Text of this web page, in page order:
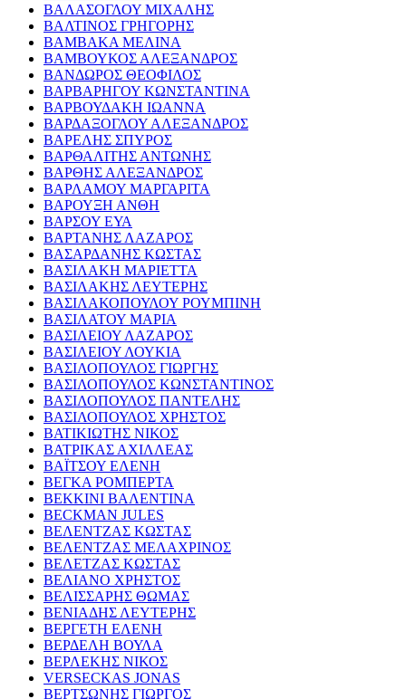
ΒΑΛΑΣΟΓΛΟΥ ΜΙΧΑΛΗΣ
ΒΑΛΤΙΝΟΣ ΓΡΗΓΟΡΗΣ
ΒΑΜΒΑΚΑ ΜΕΛΙΝΑ
ΒΑΜΒΟΥΚΟΣ ΑΛΕΞΑΝΔΡΟΣ
ΒΑΝΔΩΡΟΣ ΘΕΟΦΙΛΟΣ
ΒΑΡΒΑΡΗΓΟΥ ΚΩΝΣΤΑΝΤΙΝΑ
ΒΑΡΒΟΥΔΑΚΗ ΙΩΑΝΝΑ
ΒΑΡΔΑΞΟΓΛΟΥ ΑΛΕΞΑΝΔΡΟΣ
ΒΑΡΕΛΗΣ ΣΠΥΡΟΣ
ΒΑΡΘΑΛΙΤΗΣ ΑΝΤΩΝΗΣ
ΒΑΡΘΗΣ ΑΛΕΞΑΝΔΡΟΣ
ΒΑΡΛΑΜΟΥ ΜΑΡΓΑΡΙΤΑ
ΒΑΡΟΥΞΗ ΑΝΘΗ
ΒΑΡΣΟΥ ΕΥΑ
ΒΑΡΤΑΝΗΣ ΛΑΖΑΡΟΣ
ΒΑΣΑΡΔΑΝΗΣ ΚΩΣΤΑΣ
ΒΑΣΙΛΑΚΗ ΜΑΡΙΕΤΤΑ
ΒΑΣΙΛΑΚΗΣ ΛΕΥΤΕΡΗΣ
ΒΑΣΙΛΑΚΟΠΟΥΛΟΥ ΡΟΥΜΠΙΝΗ
ΒΑΣΙΛΑΤΟΥ ΜΑΡΙΑ
ΒΑΣΙΛΕΙΟΥ ΛΑΖΑΡΟΣ
ΒΑΣΙΛΕΙΟΥ ΛΟΥΚΙΑ
ΒΑΣΙΛΟΠΟΥΛΟΣ ΓΙΩΡΓΗΣ
ΒΑΣΙΛΟΠΟΥΛΟΣ ΚΩΝΣΤΑΝΤΙΝΟΣ
ΒΑΣΙΛΟΠΟΥΛΟΣ ΠΑΝΤΕΛΗΣ
ΒΑΣΙΛΟΠΟΥΛΟΣ ΧΡΗΣΤΟΣ
ΒΑΤΙΚΙΩΤΗΣ ΝΙΚΟΣ
ΒΑΤΡΙΚΑΣ ΑΧΙΛΛΕΑΣ
ΒΑΪΤΣΟΥ ΕΛΕΝΗ
ΒΕΓΚΑ ΡΟΜΠΕΡΤΑ
ΒΕΚΚΙΝΙ ΒΑΛΕΝΤΙΝΑ
BECKMAN JULES
ΒΕΛΕΝΤΖΑΣ ΚΩΣΤΑΣ
ΒΕΛΕΝΤΖΑΣ ΜΕΛΑΧΡΙΝΟΣ
ΒΕΛΕΤΖΑΣ ΚΩΣΤΑΣ
ΒΕΛΙΑΝΟ ΧΡΗΣΤΟΣ
ΒΕΛΙΣΣΑΡΗΣ ΘΩΜΑΣ
ΒΕΝΙΑΔΗΣ ΛΕΥΤΕΡΗΣ
ΒΕΡΓΕΤΗ ΕΛΕΝΗ
ΒΕΡΔΕΛΗ ΒΟΥΛΑ
ΒΕΡΛΕΚΗΣ ΝΙΚΟΣ
VERSECKAS JONAS
ΒΕΡΤΣΩΝΗΣ ΓΙΩΡΓΟΣ